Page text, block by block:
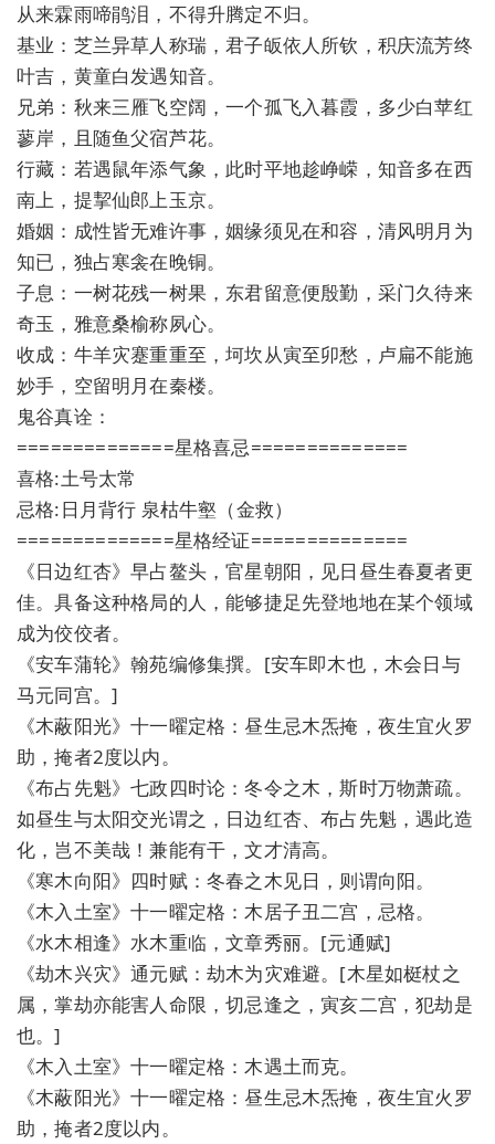
从来霖雨啼鹃泪，不得升腾定不归。
基业：芝兰异草人称瑞，君子皈依人所钦，积庆流芳终
叶吉，黄童白发遇知音。
兄弟：秋来三雁飞空阔，一个孤飞入暮霞，多少白苹红
蓼岸，且随鱼父宿芦花。
行藏：若遇鼠年添气象，此时平地趁峥嵘，知音多在西
南上，提挈仙郎上玉京。
婚姻：成性皆无难许事，姻缘须见在和容，清风明月为
知已，独占寒衾在晚铜。
子息：一树花残一树果，东君留意便殷勤，采门久待来
奇玉，雅意桑榆称夙心。
收成：牛羊灾蹇重重至，坷坎从寅至卯愁，卢扁不能施
妙手，空留明月在秦楼。
鬼谷真诠：
==============星格喜忌==============
喜格:土号太常
忌格:日月背行 泉枯牛壑（金救）
==============星格经证==============
《日边红杏》早占鳌头，官星朝阳，见日昼生春夏者更
佳。具备这种格局的人，能够捷足先登地地在某个领域
成为佼佼者。
《安车蒲轮》翰苑编修集撰。[安车即木也，木会日与
马元同宫。]
《木蔽阳光》十一曜定格：昼生忌木炁掩，夜生宜火罗
助，掩者2度以内。
《布占先魁》七政四时论：冬令之木，斯时万物萧疏。
如昼生与太阳交光谓之，日边红杏、布占先魁，遇此造
化，岂不美哉！兼能有干，文才清高。
《寒木向阳》四时赋：冬春之木见日，则谓向阳。
《木入土室》十一曜定格：木居子丑二宫，忌格。
《水木相逢》水木重临，文章秀丽。[元通赋]
《劫木兴灾》通元赋：劫木为灾难避。[木星如梃杖之
属，掌劫亦能害人命限，切忌逢之，寅亥二宫，犯劫是
也。]
《木入土室》十一曜定格：木遇土而克。
《木蔽阳光》十一曜定格：昼生忌木炁掩，夜生宜火罗
助，掩者2度以内。